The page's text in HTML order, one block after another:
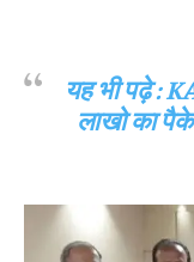
यह भी पढ़े :
लाखो का